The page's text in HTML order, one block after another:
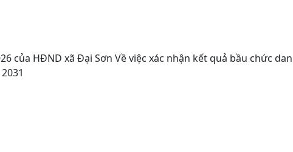
của HĐND xã Đại Sơn Về việc xác nhận kết quả bầu chức